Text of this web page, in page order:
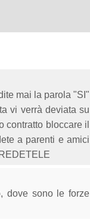
mai la parola "SI"
vi verrà deviata su
contratto bloccare il
a parenti e amici
dove sono le forze